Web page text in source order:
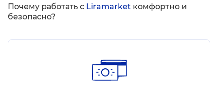
Почему работать с Liramarket комфортно и
безопасно?